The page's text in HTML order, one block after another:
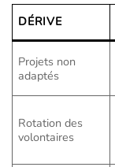
DÉRIVE
Projets non
adaptés
Rotation des
volontaires